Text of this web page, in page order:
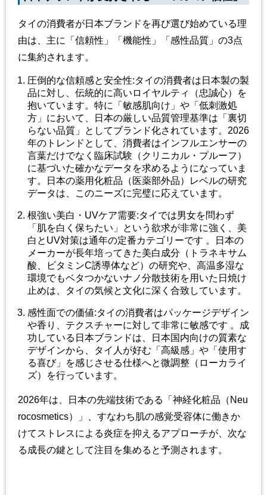
タイの消費者が日本ブランドを再び選び始めている理
由は、主に「信頼性」「機能性」「感性品質」の3点
に集約されます。
圧倒的な信頼感と安全性:タイの消費者は日本製の製
品に対し、伝統的に高いロイヤルティ（忠誠心）を
抱いています。特に「敏感肌向け」や「低刺激処
方」において、日本の厳しい品質管理基準は「裏切
らない品質」としてブランド化されています。 2026
年のトレンドとして、消費者はインフルエンサーの
言葉だけでなく臨床試験（クリニカル ・プルーフ）
に基づいた確かなデータを求めるようになっていま
す。日本の薬用化粧品（医薬部外品）レベルの研究
データは、このニーズに完璧に応えています。
根強い美白 ・ UVケア需要:タイでは男女を問わず
「肌を白く保ちたい」という欲求が非常に強く、美
白と UV対策は通年の定番カテゴリーです 。日本の
メーカーが長年培ってきた美白成分（トラネキサム
酸、ビタミンC誘導体など）の研究や、高温多湿な
環境でもベタつかないナノ分散技術を用いた日焼け
止めは、タイの気候と文化に深く合致しています。
感性面での価値:タイの消費者はパッケージデザイン
や香り、テクスチャーに対して非常に敏感です 。成
功している日本ブランドは、日本国内向けの質素な
デザインから、タイ人が好む「高級感」や「使用す
る喜び」を感じさせる仕様へと微調整（ローカライ
ズ）を行っています。
2026年は、日本の先端技術である「神経化粧品（ Neu
rocosmetics）」、すなわち肌の感覚受容体に働きか
けてストレスによる炎症を抑えるアプローチが、次な
る成長の鍵として注目を集めると予測されます。